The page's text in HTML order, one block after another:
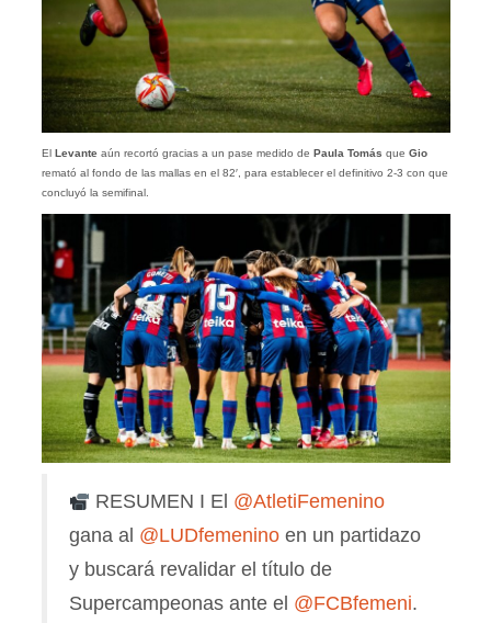
El Levante aún recortó gracias a un pase medido de Paula Tomás que Gio
remató al fondo de las mallas en el 82′, para establecer el definitivo 2-3 con que
concluyó la semifinal.
RESUMEN I El @AtletiFemenino
gana al @LUDfemeninoen un partidazo
y buscará revalidar el título de
Supercampeonas ante el @FCBfemeni.